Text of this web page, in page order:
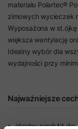
materiału Polartec®
zimowych wycieczek
Wyposażona w st.ójkę
większa wentylację
Idealny wybór dla
wydajności przy
Najważniejsze
idealny produkt do: